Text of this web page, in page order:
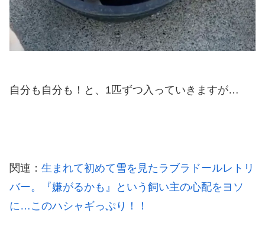
自分も自分も！と、1匹ずつ入っていきますが…
関連： 生まれて初めて雪を見たラブラドールレトリ
バー。『嫌がるかも』という飼い主の心配をヨソ
に…このハシャギっぷり！！